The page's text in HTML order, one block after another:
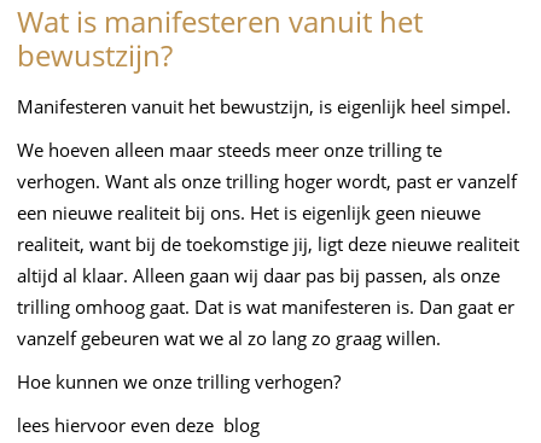
Wat is manifesteren vanuit het
bewustzijn?
Manifesteren vanuit het bewustzijn, is eigenlijk heel simpel.
We hoeven alleen maar steeds meer onze trilling te
verhogen. Want als onze trilling hoger wordt, past er vanzelf
een nieuwe realiteit bij ons. Het is eigenlijk geen nieuwe
realiteit, want bij de toekomstige jij, ligt deze nieuwe realiteit
altijd al klaar. Alleen gaan wij daar pas bij passen, als onze
trilling omhoog gaat. Dat is wat manifesteren is. Dan gaat er
vanzelf gebeuren wat we al zo lang zo graag willen.
Hoe kunnen we onze trilling verhogen?
lees hiervoor even deze blog